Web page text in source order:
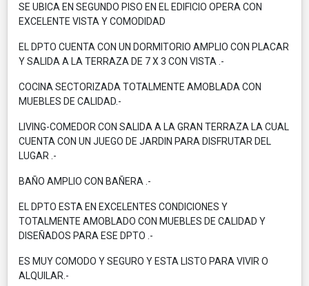
SE UBICA EN SEGUNDO PISO EN EL EDIFICIO OPERA CON
EXCELENTE VISTA Y COMODIDAD
EL DPTO CUENTA CON UN DORMITORIO AMPLIO CON PLACAR
Y SALIDA A LA TERRAZA DE 7 X 3 CON VISTA .-
COCINA SECTORIZADA TOTALMENTE AMOBLADA CON
MUEBLES DE CALIDAD.-
LIVING-COMEDOR CON SALIDA A LA GRAN TERRAZA LA CUAL
CUENTA CON UN JUEGO DE JARDIN PARA DISFRUTAR DEL
LUGAR .-
BAÑO AMPLIO CON BAÑERA .-
EL DPTO ESTA EN EXCELENTES CONDICIONES Y
TOTALMENTE AMOBLADO CON MUEBLES DE CALIDAD Y
DISEÑADOS PARA ESE DPTO .-
ES MUY COMODO Y SEGURO Y ESTA LISTO PARA VIVIR O
ALQUILAR.-